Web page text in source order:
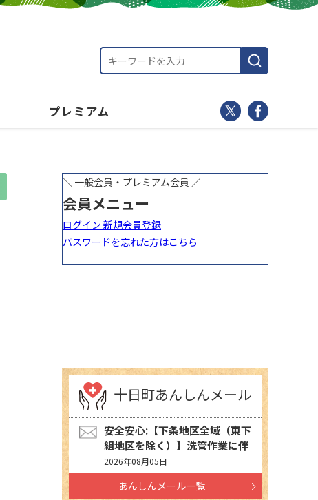
プレミアム
十日町あんしんメール
安全安心:【下条地区全域（東下
組地区を除く）】洗管作業に伴
う水道の濁りの発生について
2026年08月05日
あんしんメール一覧